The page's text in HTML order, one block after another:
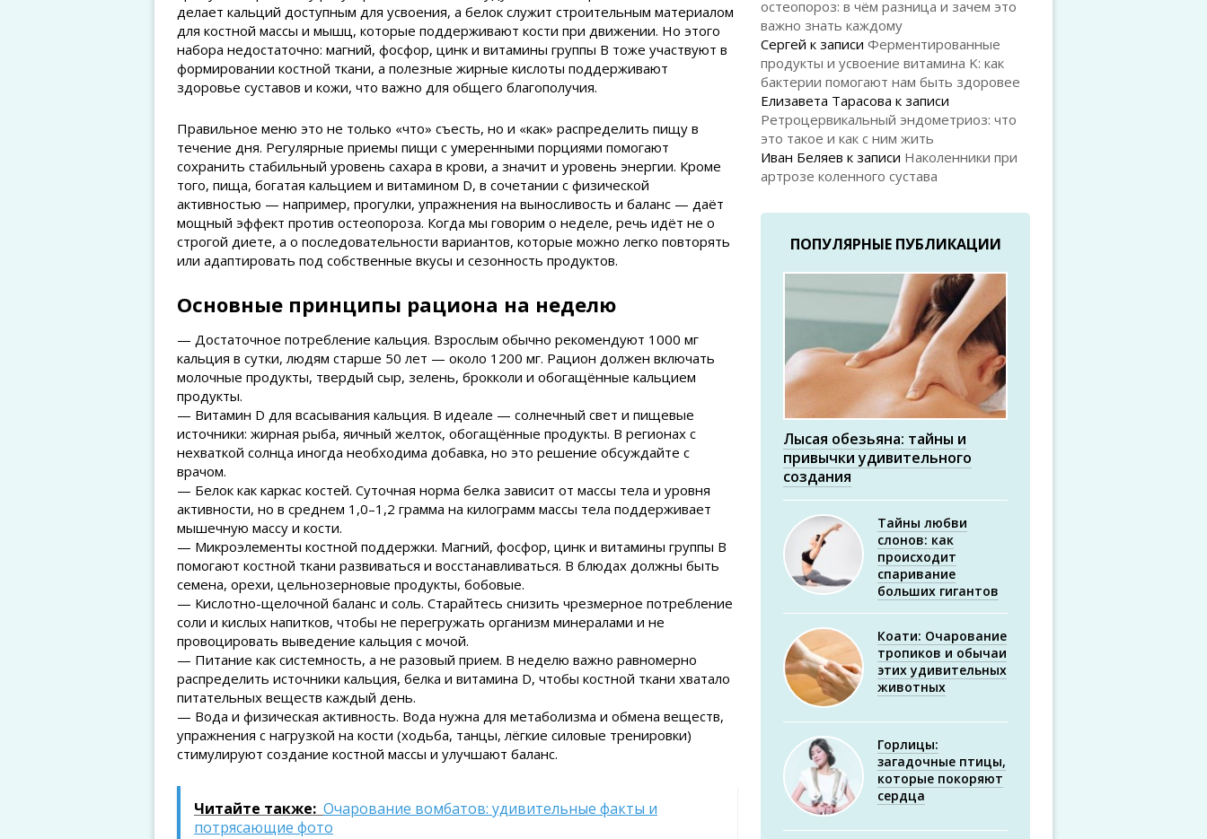
делает кальций доступным для усвоения, а белок служит строительным материалом
для костной массы и мышц, которые поддерживают кости при движении. Но этого
набора недостаточно: магний, фосфор, цинк и витамины группы B тоже участвуют в
формировании костной ткани, а полезные жирные кислоты поддерживают
здоровье суставов и кожи, что важно для общего благополучия.
Правильное меню это не только «что» съесть, но и «как» распределить пищу в
течение дня. Регулярные приемы пищи с умеренными порциями помогают
сохранить стабильный уровень сахара в крови, а значит и уровень энергии. Кроме
того, пища, богатая кальцием и витамином D, в сочетании с физической
активностью — например, прогулки, упражнения на выносливость и баланс — даёт
мощный эффект против остеопороза. Когда мы говорим о неделе, речь идёт не о
строгой диете, а о последовательности вариантов, которые можно легко повторять
или адаптировать под собственные вкусы и сезонность продуктов.
Основные принципы рациона на неделю
— Достаточное потребление кальция. Взрослым обычно рекомендуют 1000 мг
кальция в сутки, людям старше 50 лет — около 1200 мг. Рацион должен включать
молочные продукты, твердый сыр, зелень, брокколи и обогащённые кальцием
продукты.
— Витамин D для всасывания кальция. В идеале — солнечный свет и пищевые
источники: жирная рыба, яичный желток, обогащённые продукты. В регионах с
нехваткой солнца иногда необходима добавка, но это решение обсуждайте с
врачом.
— Белок как каркас костей. Суточная норма белка зависит от массы тела и уровня
активности, но в среднем 1,0–1,2 грамма на килограмм массы тела поддерживает
мышечную массу и кости.
— Микроэлементы костной поддержки. Магний, фосфор, цинк и витамины группы B
помогают костной ткани развиваться и восстанавливаться. В блюдах должны быть
семена, орехи, цельнозерновые продукты, бобовые.
— Кислотно-щелочной баланс и соль. Старайтесь снизить чрезмерное потребление
соли и кислых напитков, чтобы не перегружать организм минералами и не
провоцировать выведение кальция с мочой.
— Питание как системность, а не разовый прием. В неделю важно равномерно
распределить источники кальция, белка и витамина D, чтобы костной ткани хватало
питательных веществ каждый день.
— Вода и физическая активность. Вода нужна для метаболизма и обмена веществ,
упражнения с нагрузкой на кости (ходьба, танцы, лёгкие силовые тренировки)
стимулируют создание костной массы и улучшают баланс.
Читайте также: Очарование вомбатов: удивительные факты и
потрясающие фото
остеопороз: в чём разница и зачем это
важно знать каждому
Сергей к записи Ферментированные
продукты и усвоение витамина K: как
бактерии помогают нам быть здоровее
Елизавета Тарасова к записи
Ретроцервикальный эндометриоз: что
это такое и как с ним жить
Иван Беляев к записи Наколенники при
артрозе коленного сустава
ПОПУЛЯРНЫЕ ПУБЛИКАЦИИ
Лысая обезьяна: тайны и
привычки удивительного
создания
Тайны любви
слонов: как
происходит
спаривание
больших гигантов
Коати: Очарование
тропиков и обычаи
этих удивительных
животных
Горлицы:
загадочные птицы,
которые покоряют
сердца